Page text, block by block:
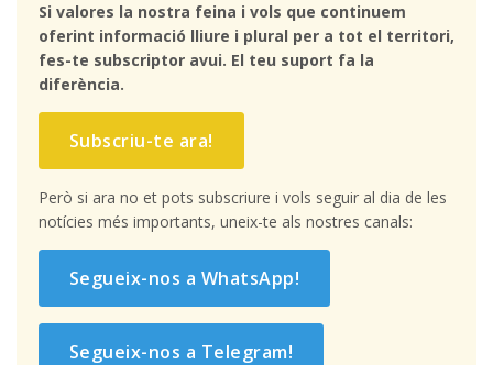
Si valores la nostra feina i vols que continuem
oferint informació lliure i plural per a tot el territori,
fes-te subscriptor avui. El teu suport fa la
diferència.
Subscriu-te ara!
Però si ara no et pots subscriure i vols seguir al dia de les
notícies més importants, uneix-te als nostres canals:
Segueix-nos a WhatsApp!
Segueix-nos a Telegram!